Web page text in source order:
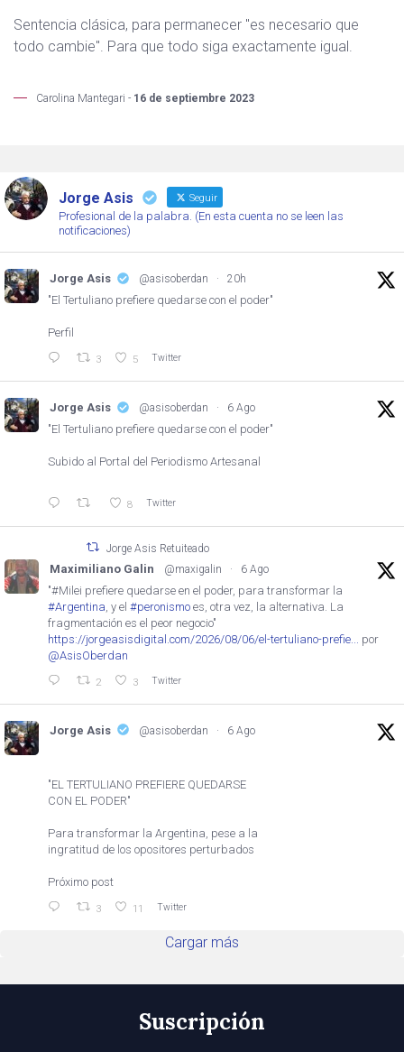
Sentencia clásica, para permanecer "es necesario que
todo cambie". Para que todo siga exactamente igual.
Carolina Mantegari - 16 de septiembre 2023
Jorge Asis Seguir
Profesional de la palabra. (En esta cuenta no se leen las
notificaciones)
Jorge Asis @asisoberdan · 20h
"El Tertuliano prefiere quedarse con el poder"
Perfil
3 5 Twitter
Jorge Asis @asisoberdan · 6 Ago
"El Tertuliano prefiere quedarse con el poder"
Subido al Portal del Periodismo Artesanal
8 Twitter
Jorge Asis Retuiteado
Maximiliano Galin @maxigalin · 6 Ago
"#Milei prefiere quedarse en el poder, para transformar la
#Argentina , y el #peronismo es, otra vez, la alternativa. La
fragmentación es el peor negocio"
https://jorgeasisdigital.com/2026/08/06/el-tertuliano-prefie...
por
@AsisOberdan
2 3 Twitter
Jorge Asis @asisoberdan · 6 Ago
"EL TERTULIANO PREFIERE QUEDARSE
CON EL PODER"
Para transformar la Argentina, pese a la
ingratitud de los opositores perturbados
Próximo post
3 11 Twitter
Cargar más
Suscripción